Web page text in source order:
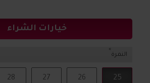
خيارات الشراء
النمرة
25
26
27
28